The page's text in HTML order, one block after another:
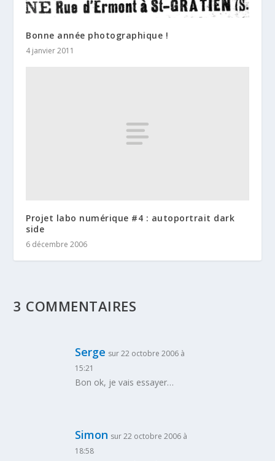
Bonne année photographique !
4 janvier 2011
Projet labo numérique #4 : autoportrait dark
side
6 décembre 2006
3 COMMENTAIRES
Serge sur 22 octobre 2006 à
15:21
Bon ok, je vais essayer…
Simon sur 22 octobre 2006 à
18:58